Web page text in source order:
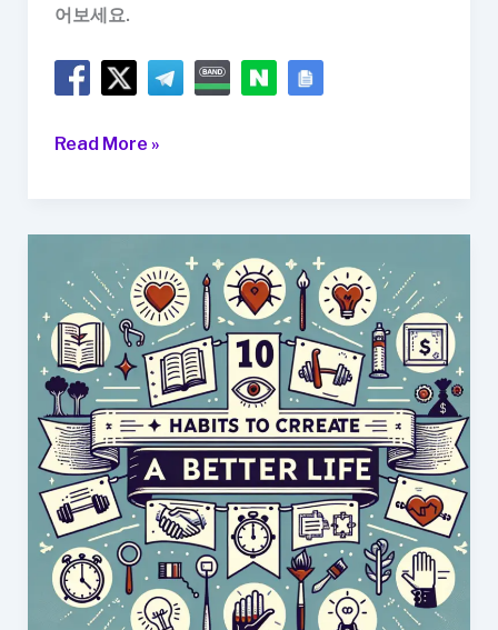
어보세요.
10
적
인
라
이
프
헤
카
크,
당
신
의
삶
을
Read More »